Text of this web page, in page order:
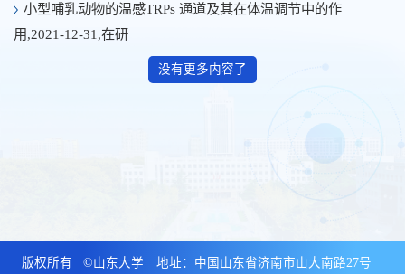
小型哺乳动物的温感TRPs 通道及其在体温调节中的作
用,2021-12-31,在研
没有更多内容了
版权所有 ©山东大学 地址：中国山东省济南市山大南路27号